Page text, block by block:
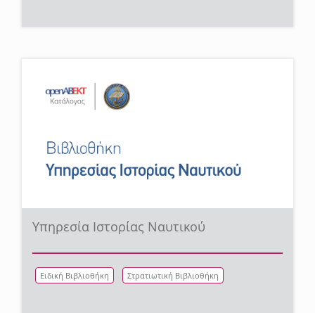
Υπηρεσία Ιστορίας Ναυτικού
Ειδική Βιβλιοθήκη Στρατιωτική Βιβλιοθήκη